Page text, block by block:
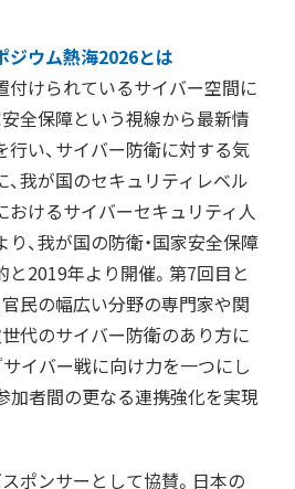
ウム熱海2026とは
付けられているサイバー空間に
全保障という視線から最新情
い、サイバー防衛に対する気
我が国のセキュリティレベル
おけるサイバーセキュリティ人
、我が国の防衛・国家安全保障
2019年より開催。第7回目と
民の幅広い分野の専門家や関
代のサイバー防衛のあり方に
イバー戦に向け力を一つにし
加者間の更なる連携強化を実現
ポンサーとして協賛。日本の